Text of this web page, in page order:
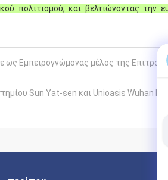
πολιτισμού, και βελτιώνοντας την
Εμπειρογνώμονας μέλος της
Sun Yat-sen και Unioasis Wuhan